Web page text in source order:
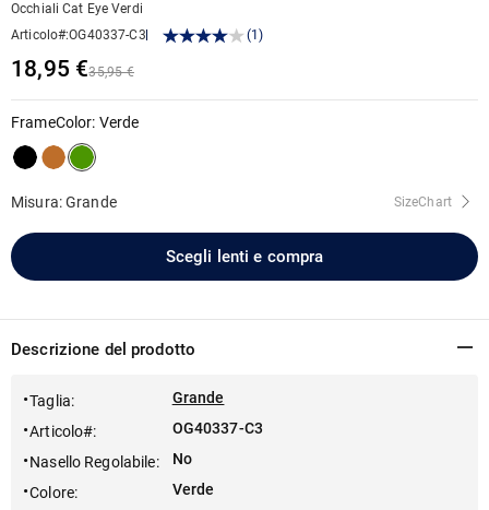
Occhiali Cat Eye Verdi
Articolo#:OG40337-C3 (1 )
18,95 €35,95 €
FrameColor: Verde
Misura: Grande SizeChart
Scegli lenti e compra
Descrizione del prodotto
Taglia:
Grande
Articolo#:
OG40337-C3
Nasello Regolabile:
No
Colore:
Verde